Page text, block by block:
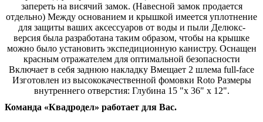
запереть на висячий замок. (Навесной замок продается
отдельно) Между основанием и крышкой имеется уплотнение
для защиты ваших аксессуаров от воды и пыли Делюкс-
версия была разработана таким образом, чтобы на крышке
можно было установить экспедиционную канистру. Оснащен
красным отражателем для оптимальной безопасности
Включает в себя заднюю накладку Вмещает 2 шлема full-face
Изготовлен из высококачественной фомовки Roto Размеры
внутреннего отверстия: Глубина 15 "x 36" x 12".
Команда «Квадродел» работает для Вас.